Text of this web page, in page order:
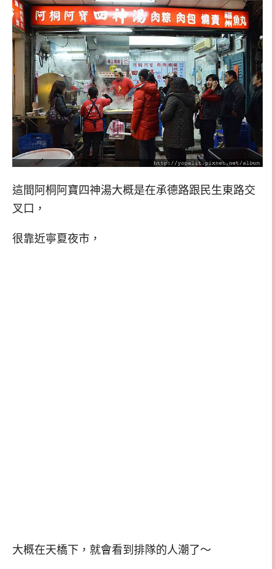
這間阿桐阿寶四神湯大概是在承德路跟民生東路交
叉口，
很靠近寧夏夜市，
大概在天橋下，就會看到排隊的人潮了～